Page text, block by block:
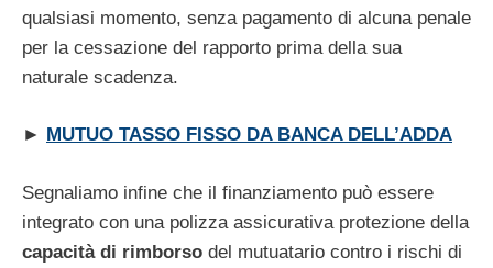
qualsiasi momento, senza pagamento di alcuna penale
per la cessazione del rapporto prima della sua
naturale scadenza.
► MUTUO TASSO FISSO DA BANCA DELL’ADDA
Segnaliamo infine che il finanziamento può essere
integrato con una polizza assicurativa protezione della
capacità di rimborso del mutuatario contro i rischi di